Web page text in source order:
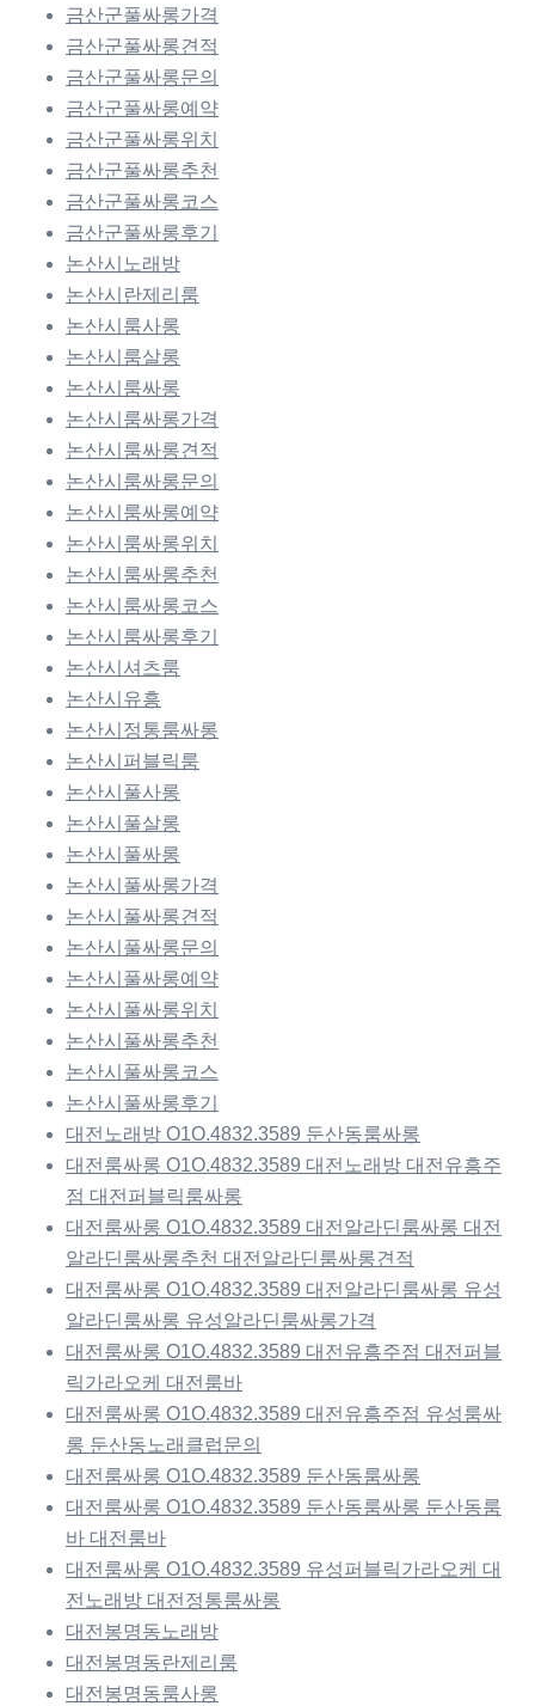
금산군풀싸롱가격
금산군풀싸롱견적
금산군풀싸롱문의
금산군풀싸롱예약
금산군풀싸롱위치
금산군풀싸롱추천
금산군풀싸롱코스
금산군풀싸롱후기
논산시노래방
논산시란제리룸
논산시룸사롱
논산시룸살롱
논산시룸싸롱
논산시룸싸롱가격
논산시룸싸롱견적
논산시룸싸롱문의
논산시룸싸롱예약
논산시룸싸롱위치
논산시룸싸롱추천
논산시룸싸롱코스
논산시룸싸롱후기
논산시셔츠룸
논산시유흥
논산시정통룸싸롱
논산시퍼블릭룸
논산시풀사롱
논산시풀살롱
논산시풀싸롱
논산시풀싸롱가격
논산시풀싸롱견적
논산시풀싸롱문의
논산시풀싸롱예약
논산시풀싸롱위치
논산시풀싸롱추천
논산시풀싸롱코스
논산시풀싸롱후기
대전노래방 O1O.4832.3589 둔산동룸싸롱
대전룸싸롱 O1O.4832.3589 대전노래방 대전유흥주
점 대전퍼블릭룸싸롱
대전룸싸롱 O1O.4832.3589 대전알라딘룸싸롱 대전
알라딘룸싸롱추천 대전알라딘룸싸롱견적
대전룸싸롱 O1O.4832.3589 대전알라딘룸싸롱 유성
알라딘룸싸롱 유성알라딘룸싸롱가격
대전룸싸롱 O1O.4832.3589 대전유흥주점 대전퍼블
릭가라오케 대전룸바
대전룸싸롱 O1O.4832.3589 대전유흥주점 유성룸싸
롱 둔산동노래클럽문의
대전룸싸롱 O1O.4832.3589 둔산동룸싸롱
대전룸싸롱 O1O.4832.3589 둔산동룸싸롱 둔산동룸
바 대전룸바
대전룸싸롱 O1O.4832.3589 유성퍼블릭가라오케 대
전노래방 대전정통룸싸롱
대전봉명동노래방
대전봉명동란제리룸
대전봉명동룸사롱